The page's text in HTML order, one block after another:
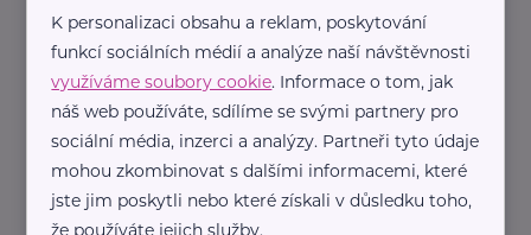
Zdroj: sfzp.cz
K personalizaci obsahu a reklam, poskytování
funkcí sociálních médií a analýze naší návštěvnosti
využíváme soubory cookie. Informace o tom, jak
náš web používáte, sdílíme se svými partnery pro
sociální média, inzerci a analýzy. Partneři tyto údaje
mohou zkombinovat s dalšími informacemi, které
jste jim poskytli nebo které získali v důsledku toho,
že používáte jejich služby.